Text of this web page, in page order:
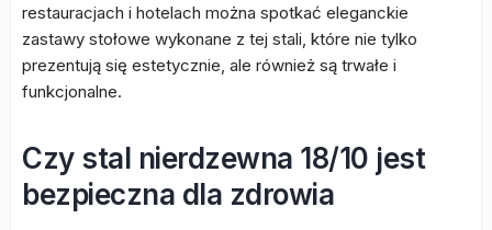
restauracjach i hotelach można spotkać eleganckie
zastawy stołowe wykonane z tej stali, które nie tylko
prezentują się estetycznie, ale również są trwałe i
funkcjonalne.
Czy stal nierdzewna 18/10 jest
bezpieczna dla zdrowia